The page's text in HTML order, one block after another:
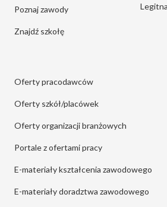
Poznaj zawody
Znajdź szkołę
Oferty pracodawców
Oferty szkół/placówek
Oferty organizacji branżowych
Portale z ofertami pracy
E-materiały kształcenia zawodowego
E-materiały doradztwa zawodowego